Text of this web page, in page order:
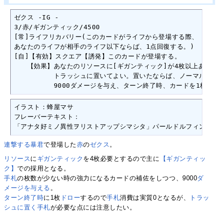
ゼクス -IG -
3/赤/ギガンティック/4500
[常]ライフリカバリー(このカードがライフから登場する際、
あなたのライフが相手のライフ以下ならば、1点回復する。)
[自]【有効】スクエア【誘発】このカードが登場する。
【効果】あなたのリソースに[ギガンティック]が4枚以上ある場
トラッシュに置いてよい。置いたならば、ノーマルスクエ
9000ダメージを与え、ターン終了時、カードを1枚引
イラスト：蜂屋マサ
フレーバーテキスト：
「アナタ好ミノ異性ヲリストアップシマシタ」パールドルフィンの
連撃する暴君で登場した赤のゼクス 。
リソース に ギガンティック を4枚必要とするので主に
【ギガンティッ
ク】での採用となる。
手札の枚数が少ない時の強力になるカードの補佐をしつつ、9000ダ
メージを与える 。
ターン終了時に1枚 ドローするので手札消費は実質0となるが、
トラッ
シュに置く 手札が必要な点には注意したい。